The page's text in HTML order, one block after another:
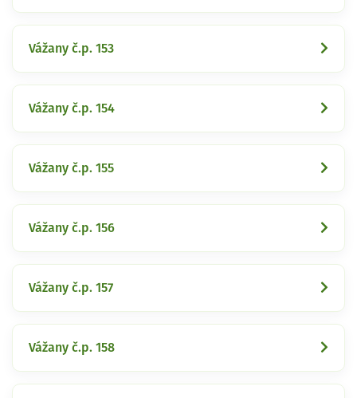
Vážany č.p. 153
Vážany č.p. 154
Vážany č.p. 155
Vážany č.p. 156
Vážany č.p. 157
Vážany č.p. 158